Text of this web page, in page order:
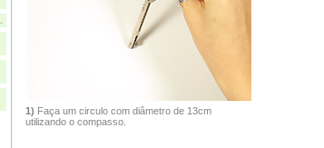
1) Faça um circulo com diâmetro de 13cm
utilizando o compasso.